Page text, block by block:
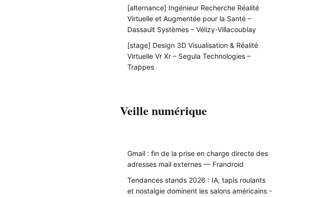
[alternance] Ingénieur Recherche Réalité
Virtuelle et Augmentée pour la Santé –
Dassault Systèmes – Vélizy-Villacoublay
[stage] Design 3D Visualisation & Réalité
Virtuelle Vr Xr – Segula Technologies –
Trappes
Veille numérique
Gmail : fin de la prise en charge directe des
adresses mail externes — Frandroid
Tendances stands 2026 : IA, tapis roulants
et nostalgie dominent les salons américains -